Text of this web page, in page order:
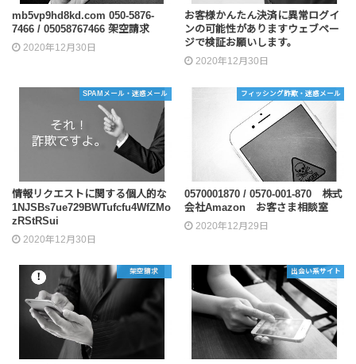
mb5vp9hd8kd.com 050-5876-
7466 / 05058767466‬ 架空請求
2020年12月30日
お客様かんたん決済に異常ログイ
ンの可能性がありますウェブペー
ジで検証お願いします。
2020年12月30日
SPAMメール・迷惑メール
情報リクエストに関する個人的な
1NJSBs7ue729BWTufcfu4WfZMo
zRStRSui
2020年12月30日
フィッシング詐欺・迷惑メール
0570001870 / 0570-001-870 株式
会社Amazon お客さま相談室
2020年12月29日
架空請求 出会い系サイト